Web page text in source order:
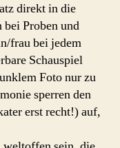
direkt in die
Proben und
frau bei jedem
Schauspiel
Foto nur zu
sperren den
erst recht!) auf,